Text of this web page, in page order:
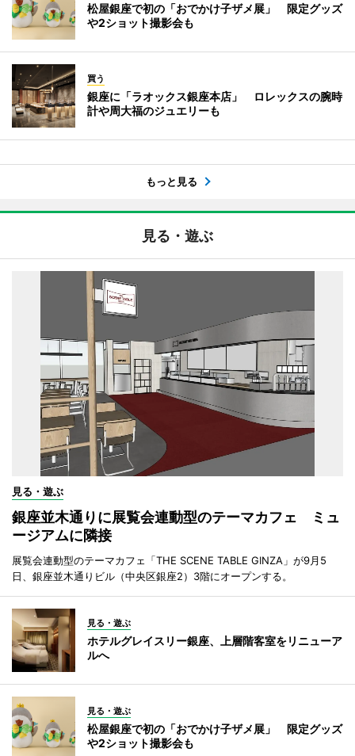
松屋銀座で初の「おでかけ子ザメ展」 限定グッズ
や2ショット撮影会も
買う
銀座に「ラオックス銀座本店」 ロレックスの腕時
計や周大福のジュエリーも
もっと見る
見る・遊ぶ
見る・遊ぶ
銀座並木通りに展覧会連動型のテーマカフェ ミュ
ージアムに隣接
展覧会連動型のテーマカフェ「THE SCENE TABLE GINZA」が9月5
日、銀座並木通りビル（中央区銀座2）3階にオープンする。
見る・遊ぶ
ホテルグレイスリー銀座、上層階客室をリニューア
ルへ
見る・遊ぶ
松屋銀座で初の「おでかけ子ザメ展」 限定グッズ
や2ショット撮影会も